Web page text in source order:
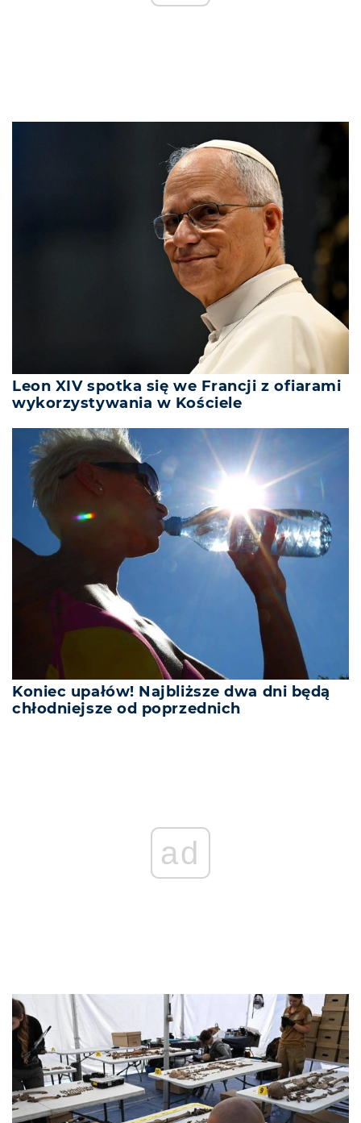
Leon XIV spotka się we Francji z ofiarami
wykorzystywania w Kościele
Koniec upałów! Najbliższe dwa dni będą
chłodniejsze od poprzednich